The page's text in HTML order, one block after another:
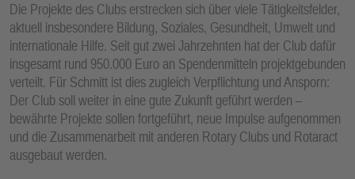
Die Projekte des Clubs erstrecken sich über viele Tätigkeitsfelder,
aktuell insbesondere Bildung, Soziales, Gesundheit, Umwelt und
internationale Hilfe. Seit gut zwei Jahrzehnten hat der Club dafür
insgesamt rund 950.000 Euro an Spendenmitteln projektgebunden
verteilt. Für Schmitt ist dies zugleich Verpflichtung und Ansporn:
Der Club soll weiter in eine gute Zukunft geführt werden –
bewährte Projekte sollen fortgeführt, neue Impulse aufgenommen
und die Zusammenarbeit mit anderen Rotary Clubs und Rotaract
ausgebaut werden.